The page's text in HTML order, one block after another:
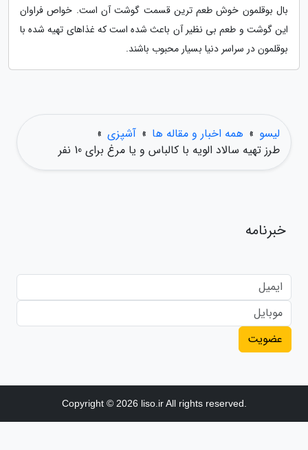
بال بوقلمون خوش طعم ترین قسمت گوشت آن است. خواص فراوان
این گوشت و طعم بی نظیر آن باعث شده است که غذاهای تهیه شده با
بوقلمون در سراسر دنیا بسیار محبوب باشند.
لیسو » همه اخبار و مقاله ها » آشپزی »
طرز تهیه سالاد الویه با کالباس و یا مرغ برای 10 نفر
خبرنامه
عضویت
Copyright © 2026 liso.ir All rights reserved.